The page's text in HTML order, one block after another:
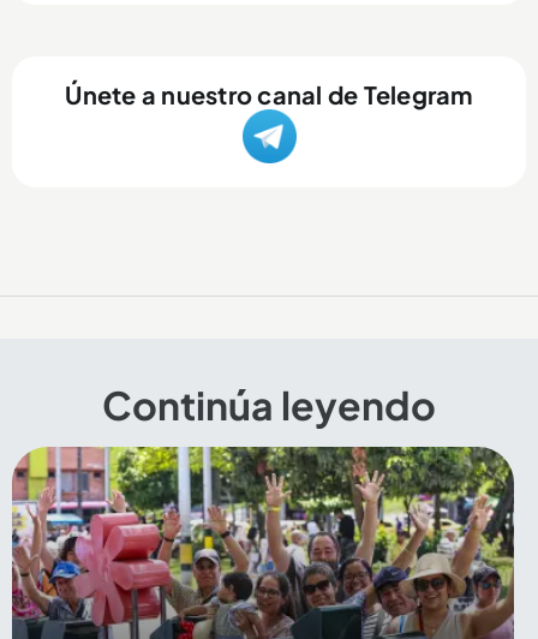
Únete a nuestro canal de Telegram
Continúa leyendo